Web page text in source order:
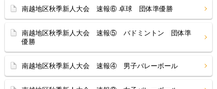
南越地区秋季新人大会 速報⑥ 卓球 団体準優勝
南越地区秋季新人大会 速報⑤ バドミントン 団体準
優勝
南越地区秋季新人大会 速報④ 男子バレーボール